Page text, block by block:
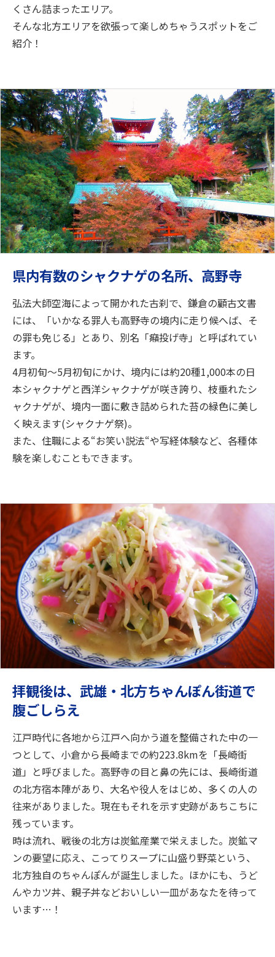
くさん詰まったエリア。
そんな北方エリアを欲張って楽しめちゃうスポットをご
紹介！
県内有数のシャクナゲの名所、高野寺
弘法大師空海によって開かれた古刹で、鎌倉の顧古文書
には、「いかなる罪人も高野寺の境内に走り候へば、そ
の罪も免じる」とあり、別名「癪投げ寺」と呼ばれてい
ます。
4月初旬～5月初旬にかけ、境内には約20種1,000本の日
本シャクナゲと西洋シャクナゲが咲き誇り、枝垂れたシ
ャクナゲが、境内一面に敷き詰められた苔の緑色に美し
く映えます(シャクナゲ祭)。
また、住職による“お笑い説法“や写経体験など、各種体
験を楽しむこともできます。
拝観後は、武雄・北方ちゃんぽん街道で
腹ごしらえ
江戸時代に各地から江戸へ向かう道を整備された中の一
つとして、小倉から長崎までの約223.8kmを「長崎街
道」と呼びました。高野寺の目と鼻の先には、長崎街道
の北方宿本陣があり、大名や役人をはじめ、多くの人の
往来がありました。現在もそれを示す史跡があちこちに
残っています。
時は流れ、戦後の北方は炭鉱産業で栄えました。炭鉱マ
ンの要望に応え、こってりスープに山盛り野菜という、
北方独自のちゃんぽんが誕生しました。ほかにも、うど
んやカツ丼、親子丼などおいしい一皿があなたを待って
います…！